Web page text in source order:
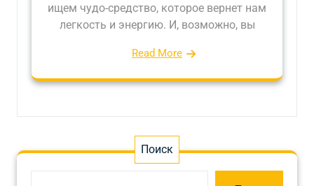
ищем чудо-средство, которое вернет нам
легкость и энергию. И, возможно, вы
Read More
Поиск